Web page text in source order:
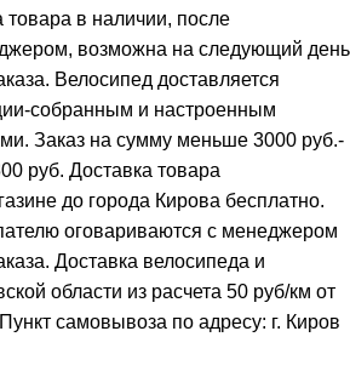
товара в наличии, после
возможна на следующий день
Велосипед доставляется
собранным и настроенным
Заказ на сумму меньше 3000 руб.-
руб. Доставка товара
до города Кирова бесплатно.
оговариваются с менеджером
Доставка велосипеда и
области из расчета 50 руб/км от
самовывоза по адресу: г. Киров